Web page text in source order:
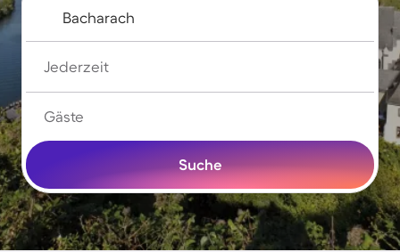
Jederzeit
Gäste
Suche